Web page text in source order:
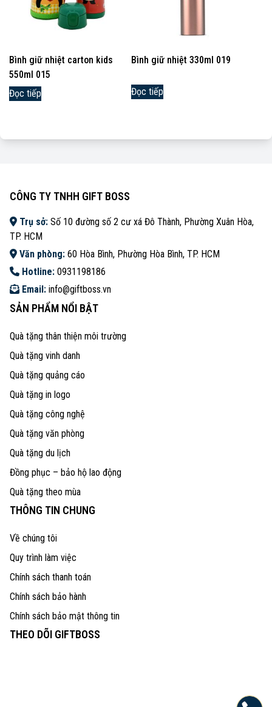
Bình giữ nhiệt carton kids
550ml 015
Đọc tiếp
Bình giữ nhiệt 330ml 019
Đọc tiếp
CÔNG TY TNHH GIFT BOSS
Trụ sở: Số 10 đường số 2 cư xá Đô Thành, Phường Xuân Hòa,
TP. HCM
Văn phòng: 60 Hòa Bình, Phường Hòa Bình, TP. HCM
Hotline: 0931198186
Email: info@giftboss.vn
SẢN PHẨM NỔI BẬT
Quà tặng thân thiện môi trường
Quà tặng vinh danh
Quà tặng quảng cáo
Quà tặng in logo
Quà tặng công nghệ
Quà tặng văn phòng
Quà tặng du lịch
Đồng phục – bảo hộ lao động
Quà tặng theo mùa
THÔNG TIN CHUNG
Về chúng tôi
Quy trình làm việc
Chính sách thanh toán
Chính sách bảo hành
Chính sách bảo mật thông tin
THEO DÕI GIFTBOSS